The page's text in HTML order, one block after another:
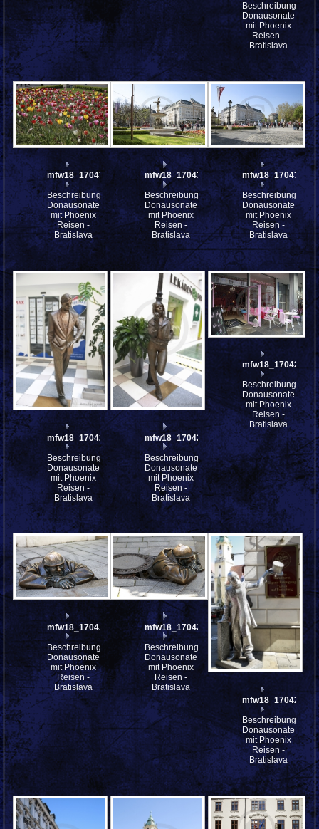
Beschreibung:
Donausonate
mit Phoenix
Reisen -
Bratislava
mfw18_170432
Beschreibung:
Donausonate
mit Phoenix
Reisen -
Bratislava
mfw18_170431
Beschreibung:
Donausonate
mit Phoenix
Reisen -
Bratislava
mfw18_170430
Beschreibung:
Donausonate
mit Phoenix
Reisen -
Bratislava
mfw18_170429
Beschreibung:
Donausonate
mit Phoenix
Reisen -
Bratislava
mfw18_170428
Beschreibung:
Donausonate
mit Phoenix
Reisen -
Bratislava
mfw18_170427
Beschreibung:
Donausonate
mit Phoenix
Reisen -
Bratislava
mfw18_170425
Beschreibung:
Donausonate
mit Phoenix
Reisen -
Bratislava
mfw18_170424
Beschreibung:
Donausonate
mit Phoenix
Reisen -
Bratislava
mfw18_170422
Beschreibung:
Donausonate
mit Phoenix
Reisen -
Bratislava